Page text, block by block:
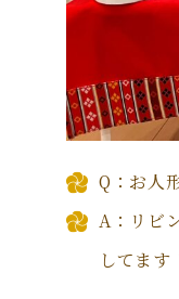
Q：お人
A：リビ
してます